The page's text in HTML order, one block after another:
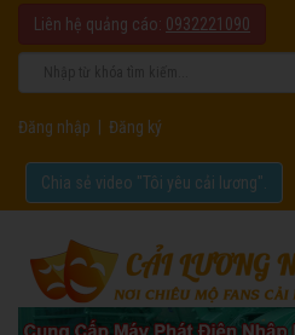
Liên hệ quảng cáo: 0932221090
Đăng nhập Đăng ký
Chia sẻ video "Tôi yêu cải lương".